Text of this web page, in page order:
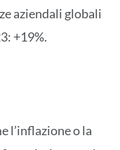
aziendali globali
+19%.
l’inflazione o la